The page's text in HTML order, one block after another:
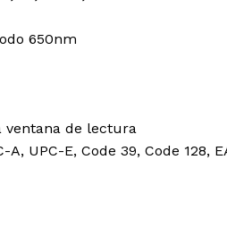
Fifine
650nm
ventana de lectura
A, UPC-E, Code 39, Code